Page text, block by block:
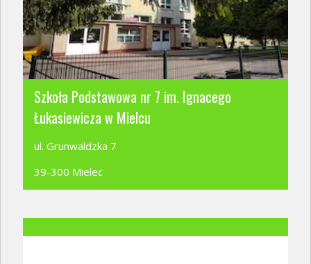
Szkoła Podstawowa nr 7 im. Ignacego
Łukasiewicza w Mielcu
ul. Grunwaldzka 7
39-300 Mielec